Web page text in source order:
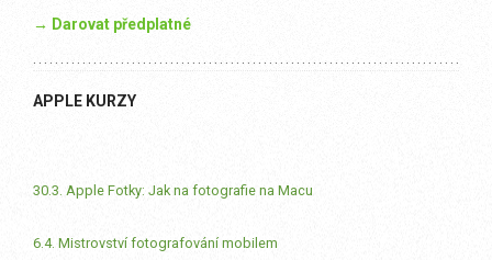
→ Darovat předplatné
APPLE KURZY
30.3. Apple Fotky: Jak na fotografie na Macu
6.4. Mistrovství fotografování mobilem